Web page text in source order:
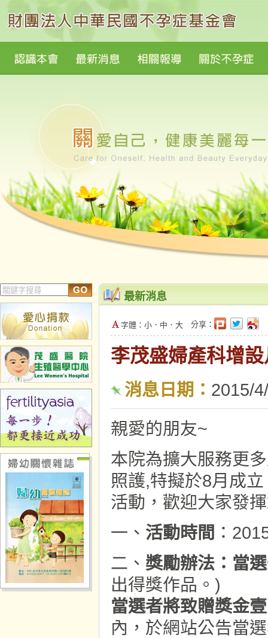
最新消息
字體： 小 ． 中 ． 大 分享：
李茂盛婦產科增
消息日期： 2015/
親愛的朋友~
本院為擴大服務更
照護,特擬於8月成
活動，歡迎大家發
一、 活動時間 ：
二、 獎勵辦法：當
出得獎作品。)
當選者將致贈獎金
內，於網站公告當